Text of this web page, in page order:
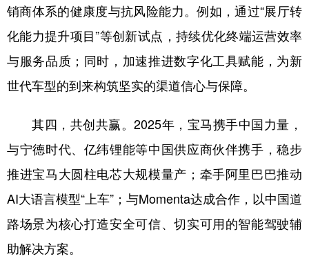
销商体系的健康度与抗风险能力。例如，通过“展厅转
化能力提升项目”等创新试点，持续优化终端运营效率
与服务品质；同时，加速推进数字化工具赋能，为新
世代车型的到来构筑坚实的渠道信心与保障。
其四，共创共赢。2025年，宝马携手中国力量，
与宁德时代、亿纬锂能等中国供应商伙伴携手，稳步
推进宝马大圆柱电芯大规模量产；牵手阿里巴巴推动
AI大语言模型“上车”；与Momenta达成合作，以中国道
路场景为核心打造安全可信、切实可用的智能驾驶辅
助解决方案。